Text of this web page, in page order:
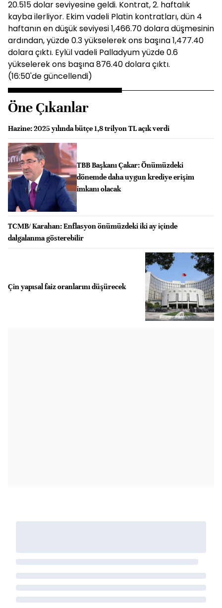
20.515 dolar seviyesine geldi. Kontrat, 2. haftalık
kayba ilerliyor. Ekim vadeli Platin kontratları, dün 4
haftanın en düşük seviyesi 1,466.70 dolara düşmesinin
ardından, yüzde 0.3 yükselerek ons başına 1,477.40
dolara çıktı. Eylül vadeli Palladyum yüzde 0.6
yükselerek ons başına 876.40 dolara çıktı.
(16:50'de güncellendi)
Öne Çıkanlar
Hazine: 2025 yılında bütçe 1,8 trilyon TL açık verdi
TBB Başkanı Çakar: Önümüzdeki
dönemde daha uygun krediye erişim
imkanı olacak
TCMB/ Karahan: Enflasyon önümüzdeki iki ay içinde
dalgalanma gösterebilir
Çin yapısal faiz oranlarını düşürecek